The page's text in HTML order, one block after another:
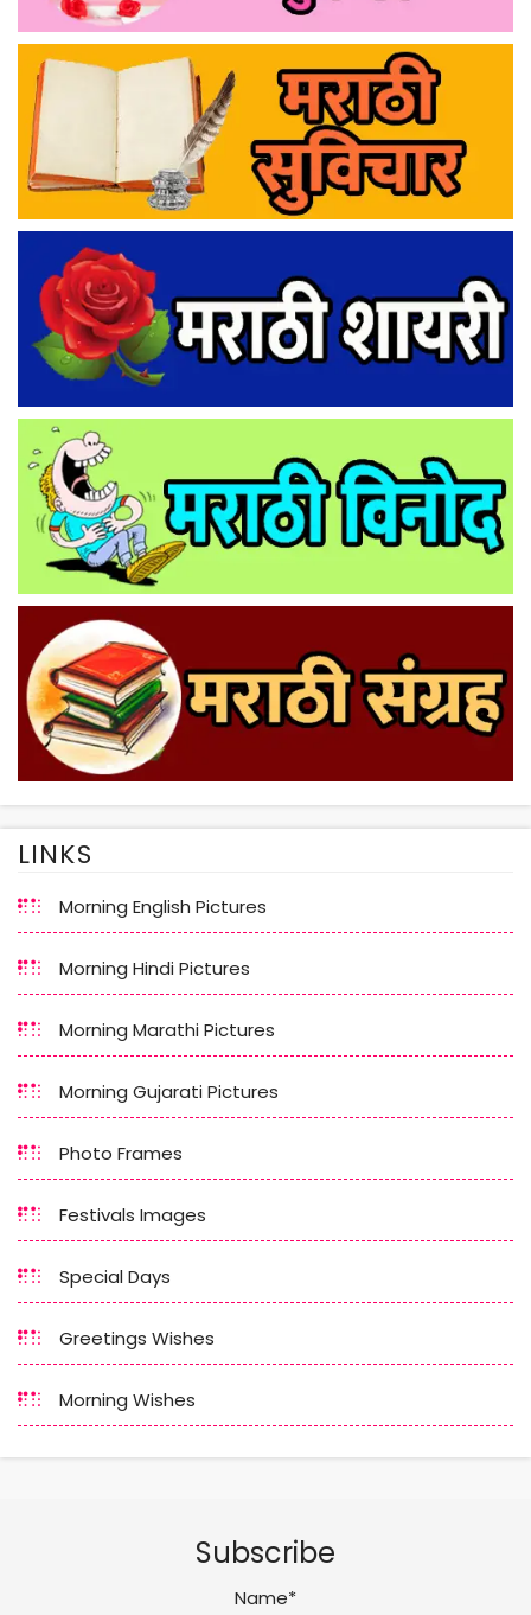
LINKS
Morning English Pictures
Morning Hindi Pictures
Morning Marathi Pictures
Morning Gujarati Pictures
Photo Frames
Festivals Images
Special Days
Greetings Wishes
Morning Wishes
Subscribe
Name*